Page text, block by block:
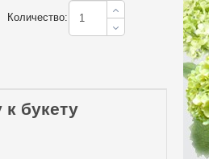
Количество:
букету